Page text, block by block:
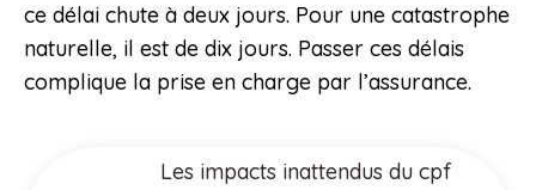
ce délai chute à deux jours. Pour une catastrophe
naturelle, il est de dix jours. Passer ces délais
complique la prise en charge par l’assurance.
Les impacts inattendus du cpf